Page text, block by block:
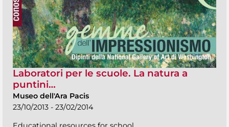
Laboratori per le scuole. La natura a
puntini…
Museo dell'Ara Pacis
23/10/2013 - 23/02/2014